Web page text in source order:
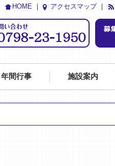
HOME アクセスマップ
年間行事 施設案内